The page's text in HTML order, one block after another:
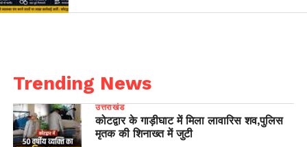
Trending News
उत्तराखंड
कोटद्वार के गाड़ीघाट में मिला लावारिस शव,पुलिस
मृतक की शिनाख्त में जुटी